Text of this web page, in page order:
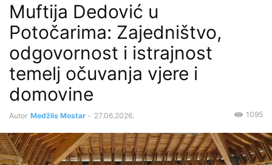
Muftija Dedović u
Potočarima: Zajedništvo,
odgovornost i istrajnost
temelj očuvanja vjere i
domovine
Autor Medžlis Mostar - 27.06.2026. 1095